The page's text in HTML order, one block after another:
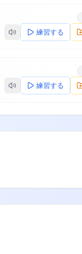
練習する
練習する